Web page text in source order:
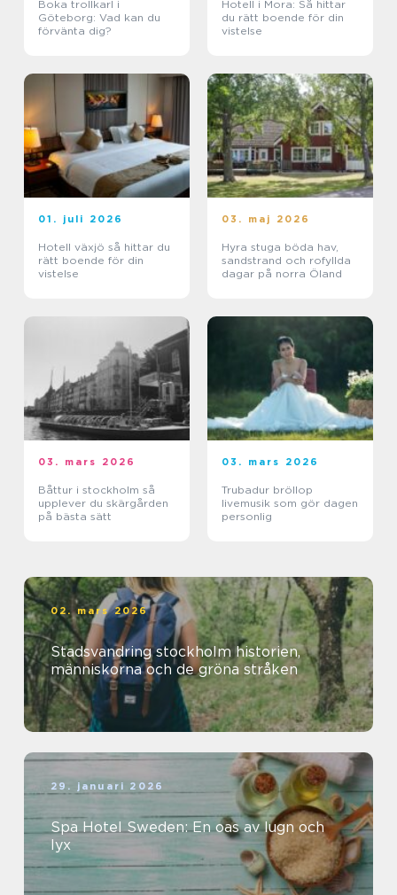
Boka trollkarl i
Göteborg: Vad kan du
förvänta dig?
Hotell i Mora: Så hittar
du rätt boende för din
vistelse
01. juli 2026
Hotell växjö så hittar du
rätt boende för din
vistelse
03. maj 2026
Hyra stuga böda hav,
sandstrand och rofyllda
dagar på norra Öland
03. mars 2026
Båttur i stockholm så
upplever du skärgården
på bästa sätt
03. mars 2026
Trubadur bröllop
livemusik som gör dagen
personlig
02. mars 2026
Stadsvandring stockholm historien,
människorna och de gröna stråken
29. januari 2026
Spa Hotel Sweden: En oas av lugn och
lyx